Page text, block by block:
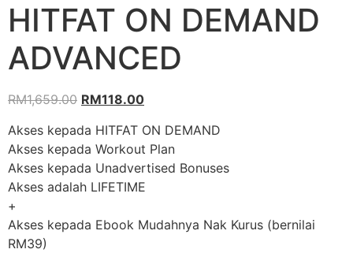
HITFAT ON DEMAND
ADVANCED
RM1,659.00 Original
was:
RM1,659.00.
RM118.00Current
is:
RM118.00.
Akses kepada HITFAT ON DEMAND
Akses kepada Workout Plan
Akses kepada Unadvertised Bonuses
Akses adalah LIFETIME
+
Akses kepada Ebook Mudahnya Nak Kurus (bernilai
RM39)